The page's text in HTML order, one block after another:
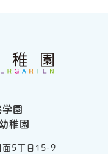
園
稚園
面5丁目15-9